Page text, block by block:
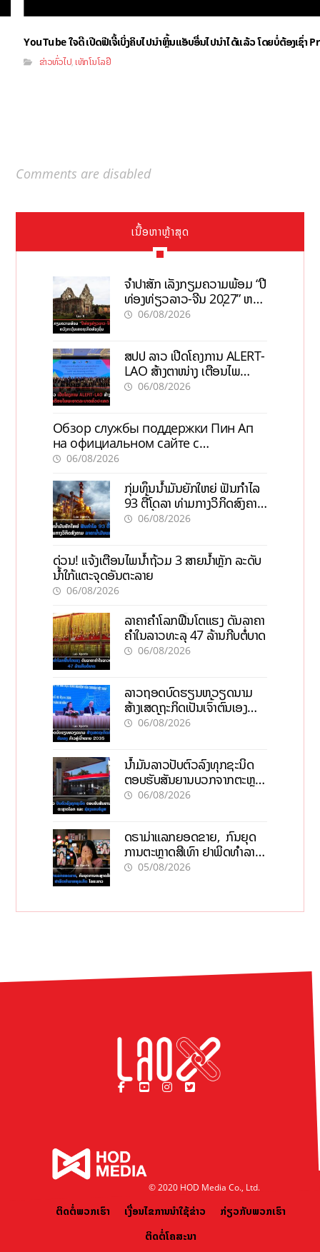
YouTube ໃຈດີ ເປີດຟີເຈີ້ເບິ່ງຄິບໄປນຳຫຼິ້ນແອັບອື່ນໄປນຳໄດ້ແລ້ວ ໂດຍບໍ່ຕ້ອງເຊົ່າ
ຂ່າວທົ່ວໄປ ,ເທັກໂນໂລຢີ
Comments are disabled
ເນື້ອຫາຫຼ້າສຸດ
ຈຳປາສັກ ເລັ່ງກຽມຄວາມພ້ອມ “ປີ
ທ່ອງທ່ຽວລາວ-ຈີນ 2027” ຫວັງ
ກະຕຸ້ນເສດຖະກິດທ້ອງຖິ່ນ
06/08/2026
ສປປ ລາວ ເປີດໂຄງການ ALERT-
LAO ສ້າງຕາໜ່າງ ເຕືອນໄພ
ພະຍາດລະບາດທົ່ວປະເທດ
06/08/2026
Обзор службы поддержки Пин Ап
на официальном сайте с
актуальной информацией
06/08/2026
ກຸ່ມທຶນນ້ຳມັນຍັກໃຫຍ່ ຟັນກຳໄລ
93 ຕື້ໂດລາ ທ່າມກາງວິກິດສົງຄາມ
ລາຄານໍ້າມັນແພງ
06/08/2026
ດ່ວນ! ແຈ້ງເຕືອນໄພນໍ້າຖ້ວມ 3 ສາຍນໍ້າຫຼັກ ລະດັບ
ນໍ້າໃກ້ແຕະຈຸດອັນຕະລາຍ
06/08/2026
ລາຄາຄຳໂລກຟື້ນໂຕແຮງ ດັນລາຄາ
ຄຳໃນລາວທະລຸ 47 ລ້ານກີບຕໍ່ບາດ
06/08/2026
ລາວຖອດບົດຮຽນຫວຽດນາມ
ສ້າງເສດຖະກິດເປັນເຈົ້າຕົນເອງ
ກ້າວສູ່ເປົ້າໝາຍ 2035
06/08/2026
ນໍ້າມັນລາວປັບຕົວລົງທຸກຊະນິດ
ຕອບຮັບສັນຍານບວກຈາກຕະຫຼາດ
ໂລກ ແລະ ຊ່ອງແຄບຮໍມູສ
06/08/2026
ດຣາມ່າແລກຍອດຂາຍ, ກົນຍຸດ
ການຕະຫຼາດສີເທົາ ຢາພິດທຳລາຍ
ທຸລະກິດ ໄລຍະຍາວ
05/08/2026
© 2020 HOD Media Co., Ltd.
ຕິດຕໍ່ພວກເຮົາ ເງື່ອນໄຂການນຳໃຊ້ຂ່າວ
ກ່ຽວກັບພວກເຮົາ
ຕິດຕໍ່ໂຄສະນາ